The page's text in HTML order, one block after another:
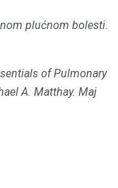
plućnom bolesti.
of Pulmonary
A. Matthay. Maj